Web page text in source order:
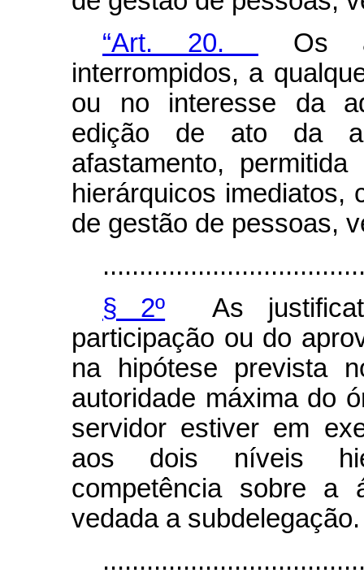
“Art. 20.
Os
interrompidos, a
ou no interesse da
edição de ato da
afastamento,
hierárquicos imediatos,
de gestão de pessoas,
§ 2º As
participação ou do
na hipótese prevista
autoridade máxima do
servidor estiver em
aos dois níveis
competência sobre a
vedada a subdelegação.